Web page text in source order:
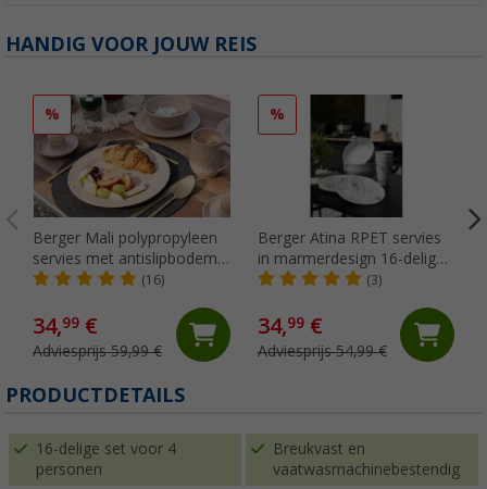
HANDIG VOOR JOUW REIS
%
Berger Mali polypropyleen
servies met antislipbodem
16-delige set voor 4
(16)
34,99 €
Adviesprijs 59,99 €
%
Berger Atina RPET servies
in marmerdesign 16-delig
voor 4 personen(3)
34,99€
Adviesprijs 54,99 €
PRODUCTDETAILS
16-delige set voor 4
personen
Breukvast en
vaatwasmachinebestendig